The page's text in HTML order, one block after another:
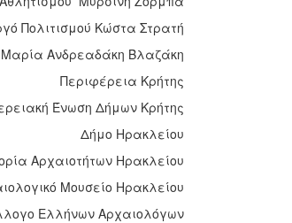
Πολιτισμού Κώστα Στρατή
Ανδρεαδάκη Βλαζάκη
Περιφέρεια Κρήτης
Ένωση Δήμων Κρήτης
Δήμο Ηρακλείου
Αρχαιοτήτων Ηρακλείου
Μουσείο Ηρακλείου
Ελλήνων Αρχαιολόγων